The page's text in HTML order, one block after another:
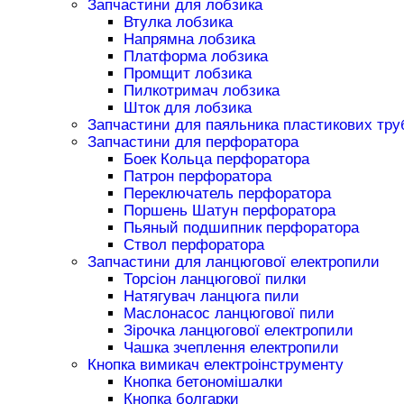
Запчастини для лобзика
Втулка лобзика
Напрямна лобзика
Платформа лобзика
Промщит лобзика
Пилкотримач лобзика
Шток для лобзика
Запчастини для паяльника пластикових
Запчастини для перфоратора
Боек Кольца перфоратора
Патрон перфоратора
Переключатель перфоратора
Поршень Шатун перфоратора
Пьяный подшипник перфоратора
Ствол перфоратора
Запчастини для ланцюгової електропили
Торсіон ланцюгової пилки
Натягувач ланцюга пили
Маслонасос ланцюгової пили
Зірочка ланцюгової електропили
Чашка зчеплення електропили
Кнопка вимикач електроінструменту
Кнопка бетономішалки
Кнопка болгарки